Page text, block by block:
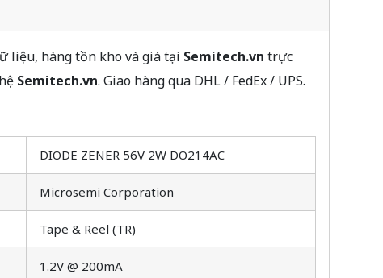
liệu, hàng tồn kho và giá tại Semitech.vn trực
Semitech.vn. Giao hàng qua DHL / FedEx / UPS.
DIODE ZENER 56V 2W DO214AC
Microsemi Corporation
Tape & Reel (TR)
1.2V @ 200mA